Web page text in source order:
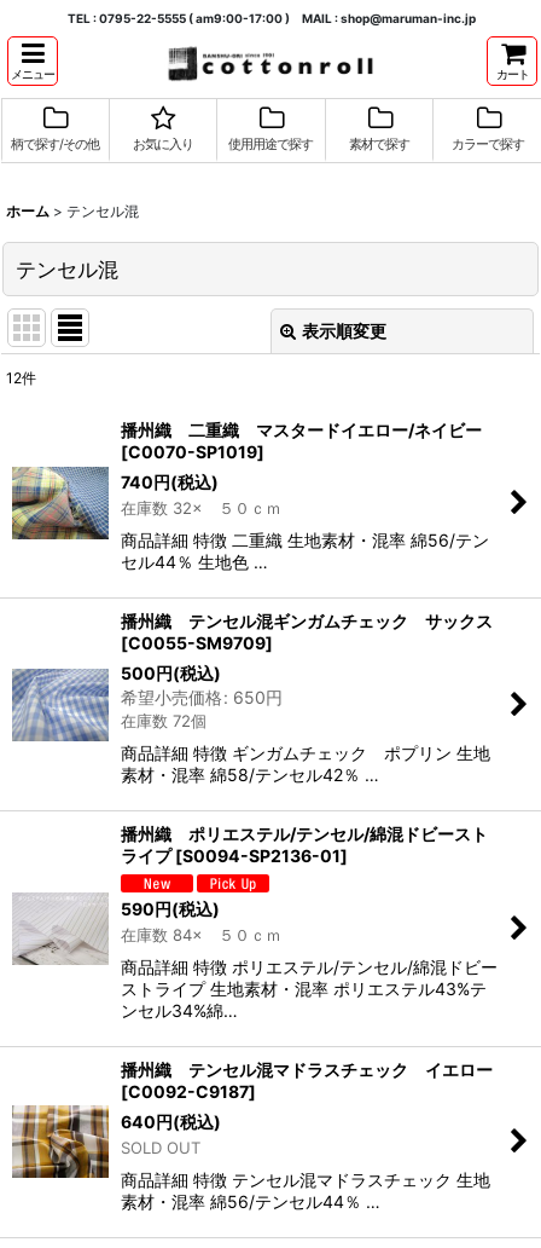
TEL : 0795-22-5555 ( am9:00-17:00 ) MAIL : shop@maruman-inc.jp
メニュー カート
柄で探す/その他 お気に入り 使用用途で探す 素材で探す カラーで探す
ホーム > テンセル混
テンセル混
表示順変更
並び順:
絞り込む
12件
播州織 二重織 マスタードイエロー/ネイビー
[C0070-SP1019]
740円(税込)
在庫数 32× ５０ｃｍ
商品詳細 特徴 二重織 生地素材・混率 綿56/テン
セル44％ 生地色 …
播州織 テンセル混ギンガムチェック サックス
[C0055-SM9709]
500円(税込)
希望小売価格: 650円
在庫数 72個
商品詳細 特徴 ギンガムチェック ポプリン 生地
素材・混率 綿58/テンセル42％ …
播州織 ポリエステル/テンセル/綿混ドビースト
ライプ [S0094-SP2136-01]
590円(税込)
在庫数 84× ５０ｃｍ
商品詳細 特徴 ポリエステル/テンセル/綿混ドビー
ストライプ 生地素材・混率 ポリエステル43%テ
ンセル34%綿…
播州織 テンセル混マドラスチェック イエロー
[C0092-C9187]
640円(税込)
SOLD OUT
商品詳細 特徴 テンセル混マドラスチェック 生地
素材・混率 綿56/テンセル44％ …